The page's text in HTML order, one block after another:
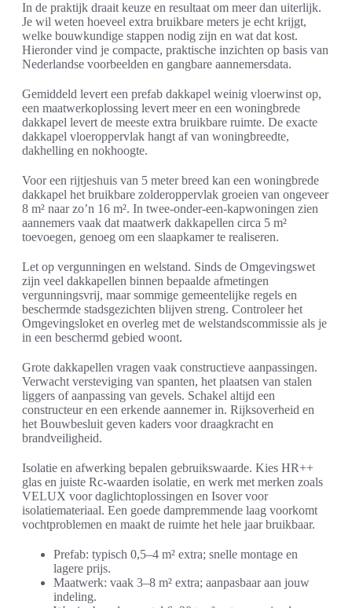
In de praktijk draait keuze en resultaat om meer dan uiterlijk.
Je wil weten hoeveel extra bruikbare meters je echt krijgt,
welke bouwkundige stappen nodig zijn en wat dat kost.
Hieronder vind je compacte, praktische inzichten op basis van
Nederlandse voorbeelden en gangbare aannemersdata.
Gemiddeld levert een prefab dakkapel weinig vloerwinst op,
een maatwerkoplossing levert meer en een woningbrede
dakkapel levert de meeste extra bruikbare ruimte. De exacte
dakkapel vloeroppervlak hangt af van woningbreedte,
dakhelling en nokhoogte.
Voor een rijtjeshuis van 5 meter breed kan een woningbrede
dakkapel het bruikbare zolderoppervlak groeien van ongeveer
8 m² naar zo’n 16 m². In twee-onder-een-kapwoningen zien
aannemers vaak dat maatwerk dakkapellen circa 5 m²
toevoegen, genoeg om een slaapkamer te realiseren.
Let op vergunningen en welstand. Sinds de Omgevingswet
zijn veel dakkapellen binnen bepaalde afmetingen
vergunningsvrij, maar sommige gemeentelijke regels en
beschermde stadsgezichten blijven streng. Controleer het
Omgevingsloket en overleg met de welstandscommissie als je
in een beschermd gebied woont.
Grote dakkapellen vragen vaak constructieve aanpassingen.
Verwacht versteviging van spanten, het plaatsen van stalen
liggers of aanpassing van gevels. Schakel altijd een
constructeur en een erkende aannemer in. Rijksoverheid en
het Bouwbesluit geven kaders voor draagkracht en
brandveiligheid.
Isolatie en afwerking bepalen gebruikswaarde. Kies HR++
glas en juiste Rc-waarden isolatie, en werk met merken zoals
VELUX voor daglichtoplossingen en Isover voor
isolatiemateriaal. Een goede dampremmende laag voorkomt
vochtproblemen en maakt de ruimte het hele jaar bruikbaar.
Prefab: typisch 0,5–4 m² extra; snelle montage en
lagere prijs.
Maatwerk: vaak 3–8 m² extra; aanpasbaar aan jouw
indeling.